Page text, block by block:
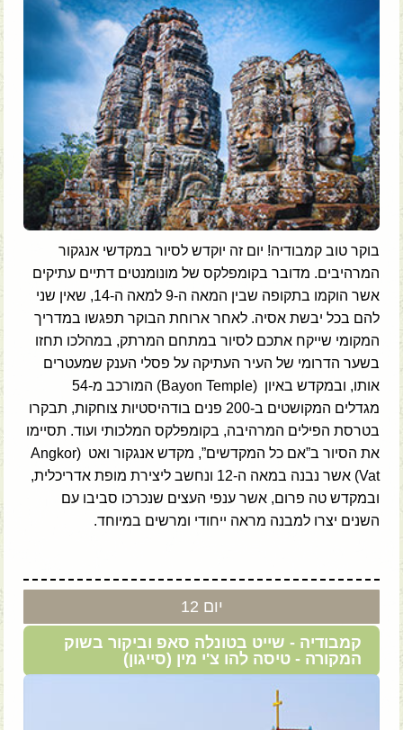
בוקר טוב קמבודיה! יום זה יוקדש לסיור במקדשי אנגקור
המרהיבים. מדובר בקומפלקס של מונומנטים דתיים עתיקים
אשר הוקמו בתקופה שבין המאה ה-9 למאה ה-14, שאין שני
להם בכל יבשת אסיה. לאחר ארוחת הבוקר תפגשו במדריך
המקומי שייקח אתכם לסיור במתחם המרתק, במהלכו תחזו
בשער הדרומי של העיר העתיקה על פסלי הענק שמעטרים
אותו, ובמקדש באיון (Bayon Temple) המורכב מ-54
מגדלים המקושטים ב-200 פנים בודהיסטיות צוחקות, תבקרו
בטרסת הפילים המרהיבה, בקומפלקס המלכותי ועוד. תסיימו
את הסיור ב”אם כל המקדשים”, מקדש אנגקור ואט (Angkor
Vat) אשר נבנה במאה ה-12 ונחשב ליצירת מופת אדריכלית,
ובמקדש טה פרום, אשר ענפי העצים שנכרכו סביבו עם
השנים יצרו למבנה מראה ייחודי ומרשים במיוחד.
קמבודיה - שייט בטונלה סאפ וביקור בשוק
המקורה - טיסה להו צ'י מין (סייגון)
יום 12